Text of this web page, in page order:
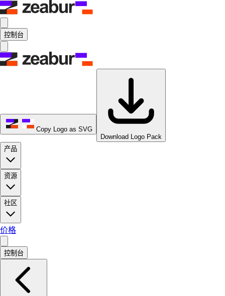
控制台
Copy Logo as SVG
Download Logo Pack
产品
资源
社区
价格
控制台